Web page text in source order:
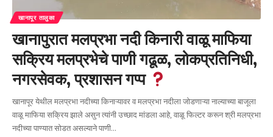
खानापूर तालुका
खानापुरात मलप्रभा नदी किनारी वाळू माफिया
सक्रिय मलप्रभेचे पाणी गढूळ, लोकप्रतिनिधी,
नगरसेवक, प्रशासन गप्प
खानापूर येथील मलप्रभा नदीच्या किनाऱ्यावर व मलप्रभा नदीला जोडणाऱ्या नाल्याच्या बाजूला
वाळू माफिया सक्रिय झाले असुन त्यांनी उच्छाद मांडला आहे, वाळू फिल्टर करून श्री मलप्रभा
नदीच्या पाण्यात सोडत असल्याने पाणी…